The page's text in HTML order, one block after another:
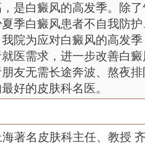
， 是白癜风的高发季。
除
夏季白癜风患者不自我防护
我院为应对白癜风的高发季
医需求，进一步改善白癜
友无需长途奔波、熬夜
好的皮肤科名医。
海著名皮肤科主任、教授